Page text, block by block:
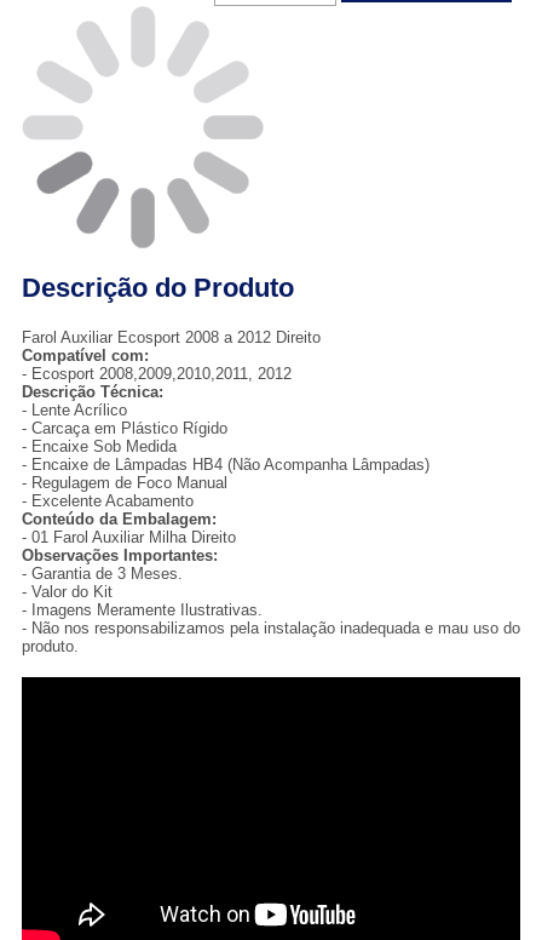
Descrição do Produto
Farol Auxiliar Ecosport 2008 a 2012 Direito
Compatível com:
- Ecosport 2008,2009,2010,2011, 2012
Descrição Técnica:
- Lente Acrílico
- Carcaça em Plástico Rígido
- Encaixe Sob Medida
- Encaixe de Lâmpadas HB4 (Não Acompanha Lâmpadas)
- Regulagem de Foco Manual
- Excelente Acabamento
Conteúdo da Embalagem:
- 01 Farol Auxiliar Milha Direito
Observações Importantes:
- Garantia de 3 Meses.
- Valor do Kit
- Imagens Meramente Ilustrativas.
- Não nos responsabilizamos pela instalação inadequada e mau uso do
produto.